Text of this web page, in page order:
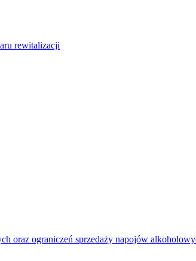
rewitalizacji
oraz ograniczeń sprzedaży napojów